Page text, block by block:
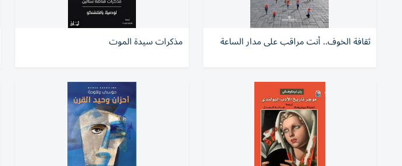
ثقافة الخوف.. أنت مراقب على مدار الساعة مذكرات سيدة الموت